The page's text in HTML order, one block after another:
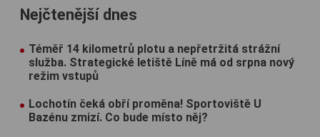
Nejčtenější dnes
Téměř 14 kilometrů plotu a nepřetržitá strážní
služba. Strategické letiště Líně má od srpna nový
režim vstupů
Lochotín čeká obří proměna! Sportoviště U
Bazénu zmizí. Co bude místo něj?